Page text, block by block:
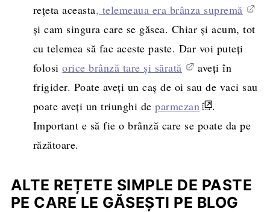
rețeta aceasta, telemeaua era brânza supremă
și cam singura care se găsea. Chiar și acum, tot
cu telemea să fac aceste paste. Dar voi puteți
folosiorice brânză tare și sărată
aveți în
frigider. Poate aveți un caș de oi sau de vaci sau
poate aveți un triunghi deparmezan
.
Important e să fie o brânză care se poate da pe
răzătoare.
ALTE REȚETE SIMPLE DE PASTE
PE CARE LE GĂSEȘTI PE BLOG